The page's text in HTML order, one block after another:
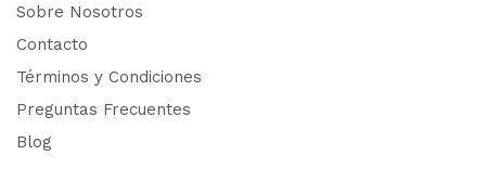
Sobre Nosotros
Contacto
Términos y Condiciones
Preguntas Frecuentes
Blog